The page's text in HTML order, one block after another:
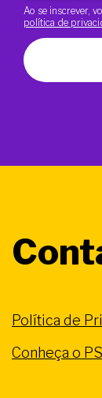
Ao se inscrever,
política de
Política de
Conheça o